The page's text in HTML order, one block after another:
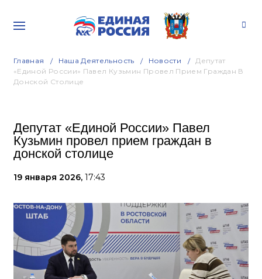
Главная Наша Деятельность Новости
Депутат
«Единой России» Павел Кузьмин Провел Прием Граждан В
Донской Столице
Депутат «Единой России» Павел
Кузьмин провел прием граждан в
донской столице
19 января 2026, 17:43